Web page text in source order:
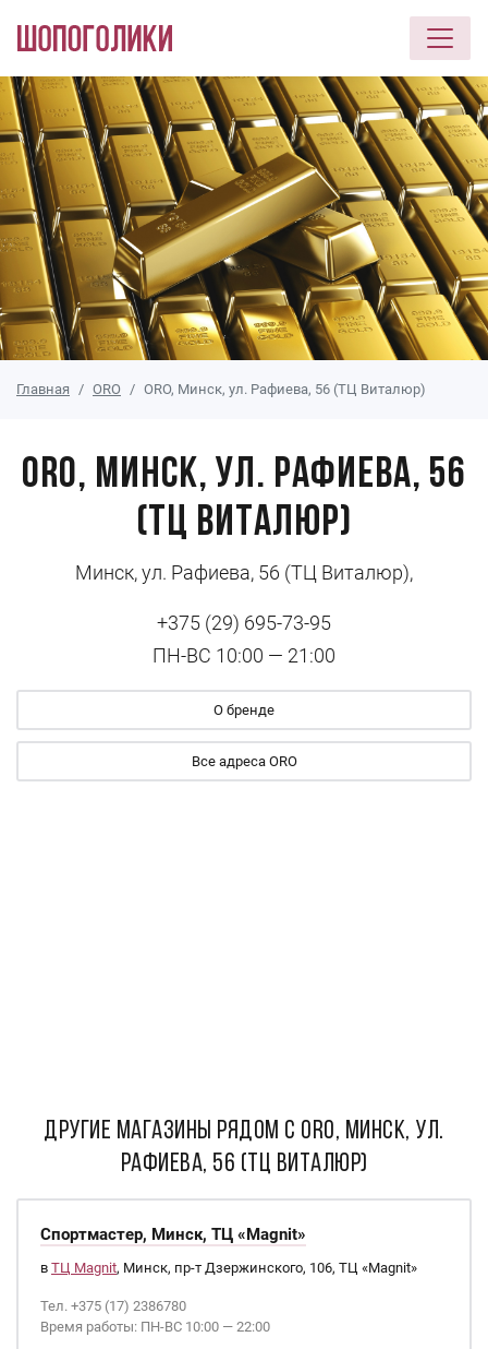
Перейти к основному содержанию
Главная ORO ORO, Минск, ул. Рафиева, 56 (ТЦ Виталюр)
ORO, Минск, ул. Рафиева, 56
(ТЦ Виталюр)
Минск, ул. Рафиева, 56 (ТЦ Виталюр),
+375 (29) 695-73-95
ПН-ВС 10:00 — 21:00
О бренде
Все адреса ORO
ДРУГИЕ МАГАЗИНЫ РЯДОМ С ORO, Минск, ул.
Рафиева, 56 (ТЦ Виталюр)
Спортмастер, Минск, ТЦ «Magnit»
в ТЦ Magnit, Минск, пр-т Дзержинского, 106, ТЦ «Magnit»
Тел. +375 (17) 2386780
Время работы: ПН-ВС 10:00 — 22:00